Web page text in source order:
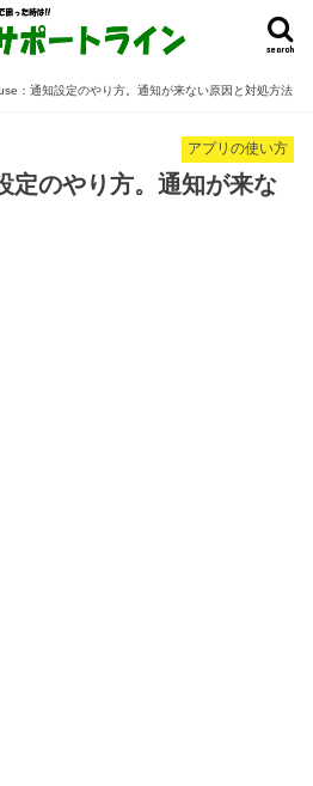
search
：通知設定のやり方。通知が来ない原因と対処方法
アプリの使い方
定のやり方。通知が来な